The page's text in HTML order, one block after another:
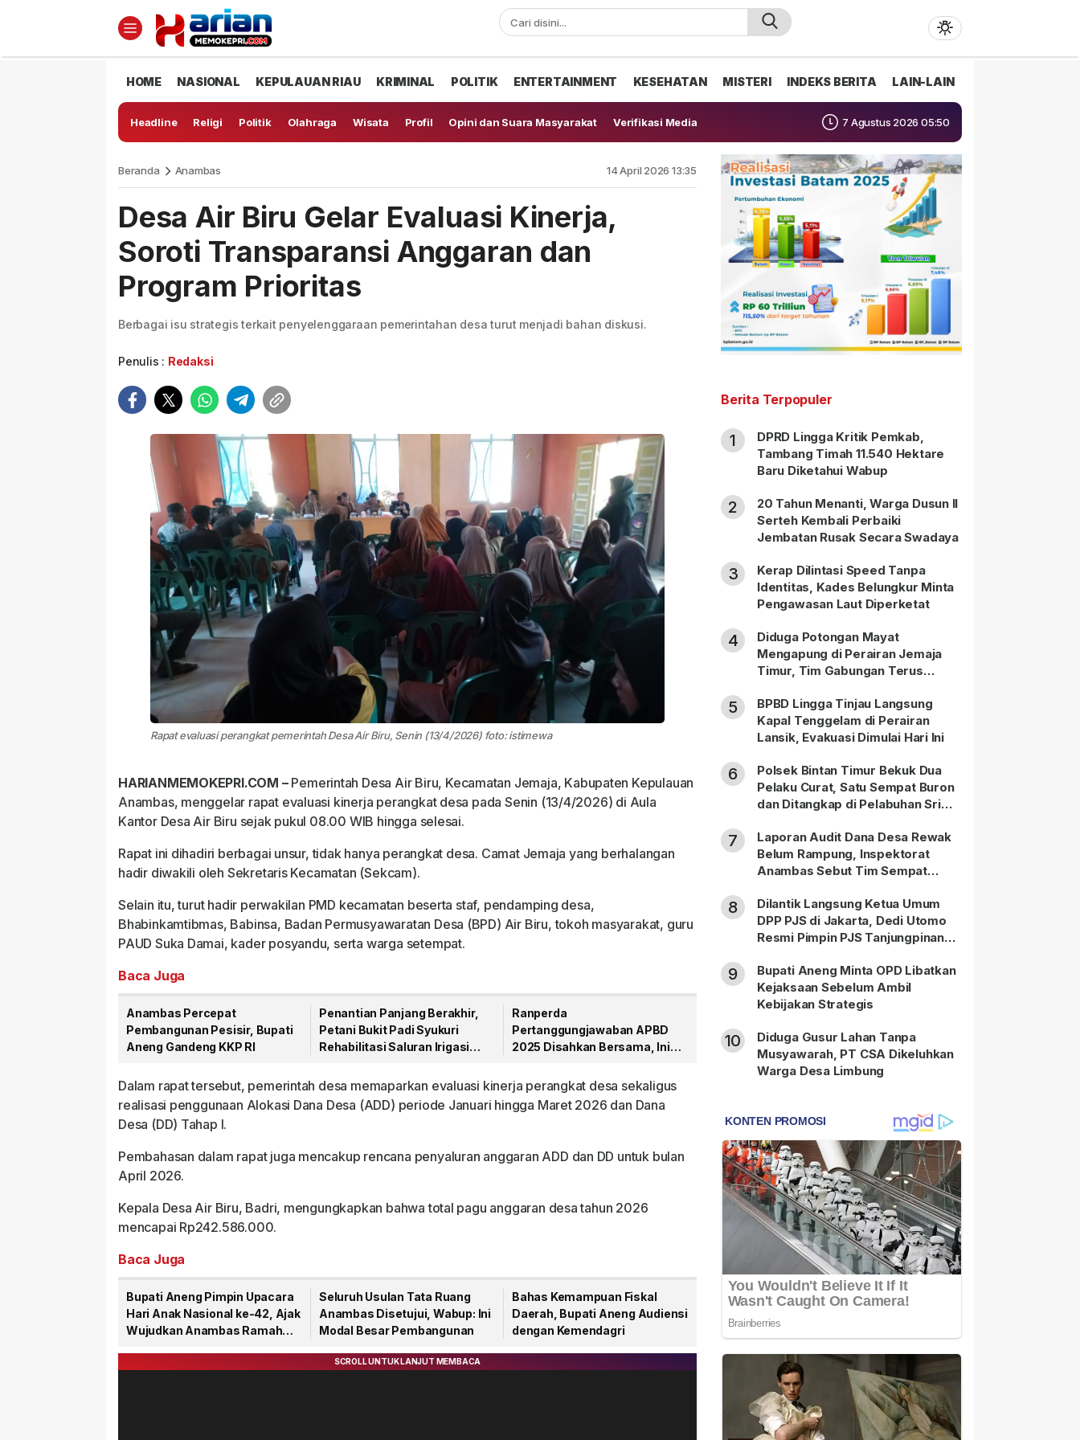
HOME NASIONAL KEPULAUAN RIAU KRIMINAL POLITIK ENTERTAINMENT KESEHATAN MISTERI INDEKS BERITA LAIN-LAIN
Headline Religi Politik Olahraga Wisata Profil Opini dan Suara Masyarakat Verifikasi Media 7 Agustus 2026 05:50
Beranda Anambas 14 April 2026 13:35
Desa Air Biru Gelar Evaluasi Kinerja,
Soroti Transparansi Anggaran dan
Program Prioritas
Berbagai isu strategis terkait penyelenggaraan pemerintahan desa turut menjadi bahan diskusi.
Penulis : Redaksi
Rapat evaluasi perangkat pemerintah Desa Air Biru, Senin (13/4/2026) foto: istimewa
HARIANMEMOKEPRI.COM –Pemerintah Desa Air Biru, Kecamatan Jemaja, Kabupaten Kepulauan
Anambas, menggelar rapat evaluasi kinerja perangkat desa pada Senin (13/4/2026) di Aula
Kantor Desa Air Biru sejak pukul 08.00 WIB hingga selesai.
Rapat ini dihadiri berbagai unsur, tidak hanya perangkat desa. Camat Jemaja yang berhalangan
hadir diwakili oleh Sekretaris Kecamatan (Sekcam).
Selain itu, turut hadir perwakilan PMD kecamatan beserta staf, pendamping desa,
Bhabinkamtibmas, Babinsa, Badan Permusyawaratan Desa (BPD) Air Biru, tokoh masyarakat, guru
PAUD Suka Damai, kader posyandu, serta warga setempat.
Baca Juga
Anambas Percepat
Pembangunan Pesisir, Bupati
Aneng Gandeng KKP RI
Penantian Panjang Berakhir,
Petani Bukit Padi Syukuri
Rehabilitasi Saluran Irigasi
Ranperda
Pertanggungjawaban APBD
2025 Disahkan Bersama, Ini
Dalam rapat tersebut, pemerintah desa memaparkan evaluasi kinerja perangkat desa sekaligus
realisasi penggunaan Alokasi Dana Desa (ADD) periode Januari hingga Maret 2026 dan Dana
Desa (DD) Tahap I.
Pembahasan dalam rapat juga mencakup rencana penyaluran anggaran ADD dan DD untuk bulan
April 2026.
Kepala Desa Air Biru, Badri, mengungkapkan bahwa total pagu anggaran desa tahun 2026
mencapai Rp242.586.000.
Baca Juga
Bupati Aneng Pimpin Upacara
Hari Anak Nasional ke-42, Ajak
Wujudkan Anambas Ramah
Seluruh Usulan Tata Ruang
Anambas Disetujui, Wabup: Ini
Modal Besar Pembangunan
Bahas Kemampuan Fiskal
Daerah, Bupati Aneng Audiensi
dengan Kemendagri
Berita Terpopuler
1
DPRD Lingga Kritik Pemkab,
Tambang Timah 11.540 Hektare
Baru Diketahui Wabup
2
20 Tahun Menanti, Warga Dusun II
Serteh Kembali Perbaiki
Jembatan Rusak Secara Swadaya
3
Kerap Dilintasi Speed Tanpa
Identitas, Kades Belungkur Minta
Pengawasan Laut Diperketat
4
Diduga Potongan Mayat
Mengapung di Perairan Jemaja
Timur, Tim Gabungan Terus
5
BPBD Lingga Tinjau Langsung
Kapal Tenggelam di Perairan
Lansik, Evakuasi Dimulai Hari Ini
6
Polsek Bintan Timur Bekuk Dua
Pelaku Curat, Satu Sempat Buron
dan Ditangkap di Pelabuhan Sri
7
Laporan Audit Dana Desa Rewak
Belum Rampung, Inspektorat
Anambas Sebut Tim Sempat
8
Dilantik Langsung Ketua Umum
DPP PJS di Jakarta, Dedi Utomo
Resmi Pimpin PJS Tanjungpinang-
9
Bupati Aneng Minta OPD Libatkan
Kejaksaan Sebelum Ambil
Kebijakan Strategis
10
Diduga Gusur Lahan Tanpa
Musyawarah, PT CSA Dikeluhkan
Warga Desa Limbung